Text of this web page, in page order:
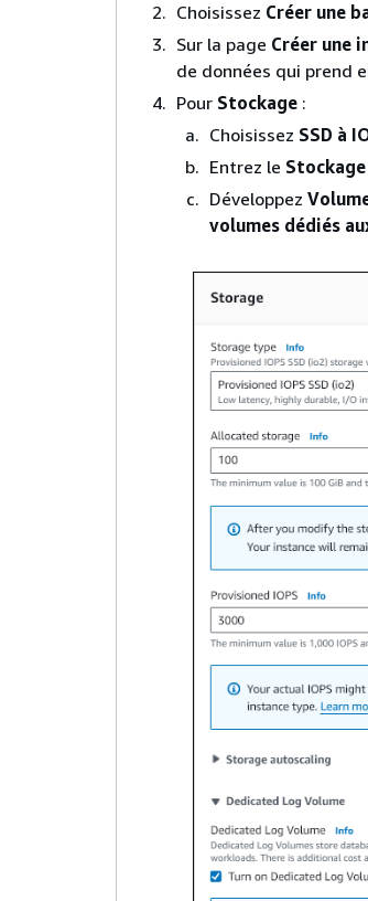
Choisissez Créer une
Sur la page Créer une
de données qui prend
Pour Stockage :
Choisissez SSD à
Entrez le
Développez
volumes dédiés